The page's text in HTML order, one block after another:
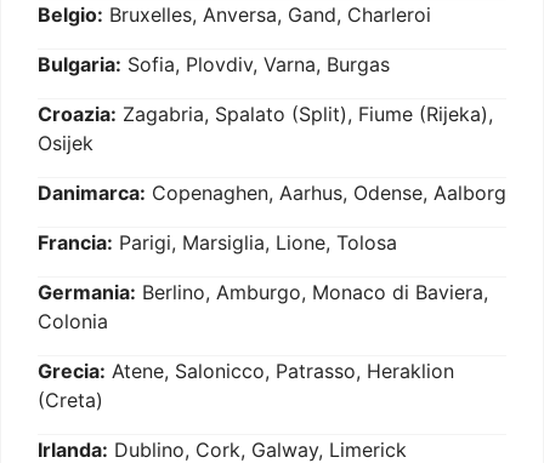
Belgio: Bruxelles, Anversa, Gand, Charleroi
Bulgaria: Sofia, Plovdiv, Varna, Burgas
Croazia: Zagabria, Spalato (Split), Fiume (Rijeka),
Osijek
Danimarca: Copenaghen, Aarhus, Odense, Aalborg
Francia: Parigi, Marsiglia, Lione, Tolosa
Germania: Berlino, Amburgo, Monaco di Baviera,
Colonia
Grecia: Atene, Salonicco, Patrasso, Heraklion
(Creta)
Irlanda: Dublino, Cork, Galway, Limerick